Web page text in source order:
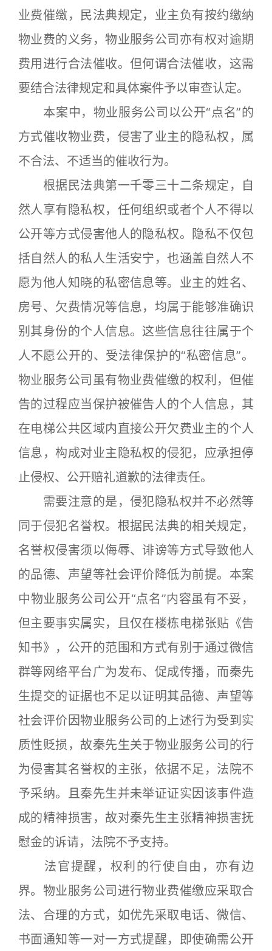
业费催缴，民法典规定，业主负有按约缴纳
物业费的义务，物业服务公司亦有权对逾期
费用进行合法催收。但何谓合法催收，这需
要结合法律规定和具体案件予以审查认定。
本案中，物业服务公司以公开“点名”的
方式催收物业费，侵害了业主的隐私权，属
不合法、不适当的催收行为。
根据民法典第一千零三十二条规定，自
然人享有隐私权，任何组织或者个人不得以
公开等方式侵害他人的隐私权。隐私不仅包
括自然人的私人生活安宁，也涵盖自然人不
愿为他人知晓的私密信息等。业主的姓名、
房号、欠费情况等信息，均属于能够准确识
别其身份的个人信息。这些信息往往属于个
人不愿公开的、受法律保护的“私密信息”。
物业服务公司虽有物业费催缴的权利，但催
告的过程应当保护被催告人的个人信息，其
在电梯公共区域内直接公开欠费业主的个人
信息，构成对业主隐私权的侵犯，应承担停
止侵权、公开赔礼道歉的法律责任。
需要注意的是，侵犯隐私权并不必然等
同于侵犯名誉权。根据民法典的相关规定，
名誉权侵害须以侮辱、诽谤等方式导致他人
的品德、声望等社会评价降低为前提。本案
中物业服务公司公开“点名”内容虽有不妥，
但主要事实属实，且仅在楼栋电梯张贴《告
知书》，公开的范围和方式有别于通过微信
群等网络平台广为发布、促成传播，而秦先
生提交的证据也不足以证明其品德、声望等
社会评价因物业服务公司的上述行为受到实
质性贬损，故秦先生关于物业服务公司的行
为侵害其名誉权的主张，依据不足，法院不
予采纳。且秦先生并未举证证实因该事件造
成的精神损害，故对秦先生主张精神损害抚
慰金的诉请，法院不予支持。
法官提醒，权利的行使自由，亦有边
界。物业服务公司进行物业费催缴应采取合
法、合理的方式，如优先采取电话、微信、
书面通知等一对一方式提醒，即使确需公开